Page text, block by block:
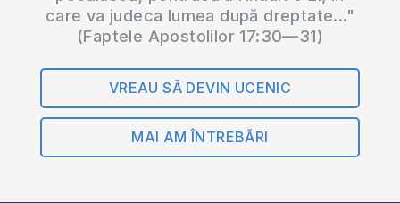
care va judeca lumea după dreptate..."
(Faptele Apostolilor 17:30—31)
VREAU SĂ DEVIN UCENIC
MAI AM ÎNTREBĂRI